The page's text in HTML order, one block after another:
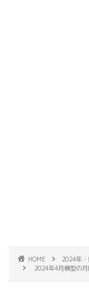
HOME
2024年
2024年4月横型の